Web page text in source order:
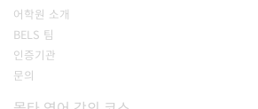
어학원 소개
BELS 팀
인증기관
문의